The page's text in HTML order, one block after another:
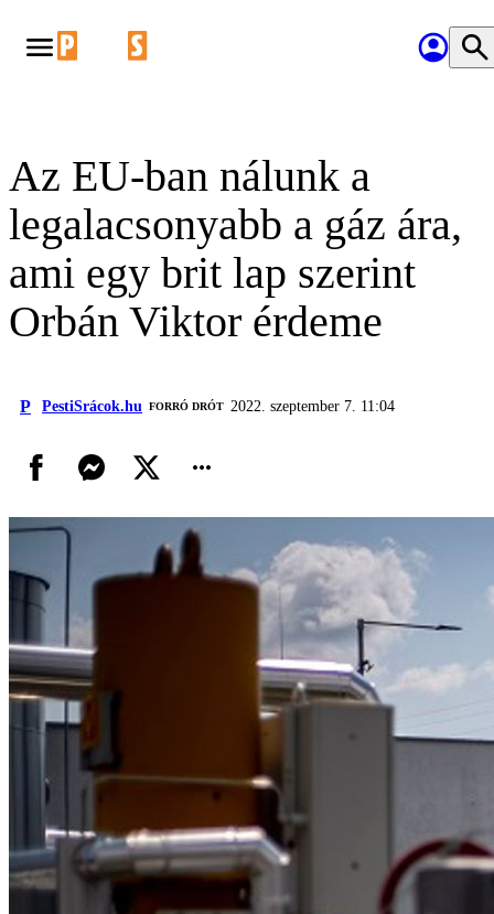
Az EU-ban nálunk a
legalacsonyabb a gáz ára,
ami egy brit lap szerint
Orbán Viktor érdeme
P PestiSrácok.hu FORRÓ DRÓT 2022. szeptember 7. 11:04